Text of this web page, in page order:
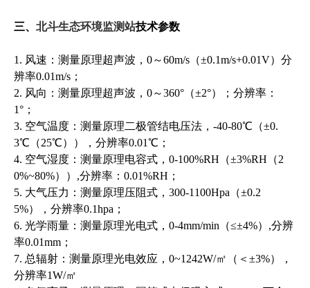
三、 北斗生态环境监测站技术参数
1. 风速：测量原理超声波，0～60m/s（±0.1m/s+0.01V）分
辨率0.01m/s；
2. 风向：测量原理超声波，0～360°（±2°）；分辨率：
1°；
3. 空气温度：测量原理二极管结电压法，-40-80℃（±0.
3℃（25℃）），分辨率0.01℃；
4. 空气湿度：测量原理电容式，0-100%RH（±3%RH（2
0%~80%））,分辨率：0.01%RH；
5. 大气压力：测量原理压阻式，300-1100Hpa（±0.2
5%），分辨率0.1hpa；
6. 光学雨量：测量原理光电式，0-4mm/min（≤±4%）,分辨
率0.01mm；
7. 总辐射：测量原理光电效应，0~1242W/㎡（＜±3%），
分辨率1W/㎡